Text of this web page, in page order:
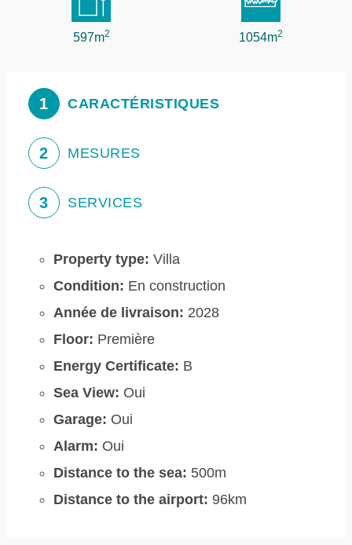
597m2 1054m2
1 CARACTÉRISTIQUES
2 MESURES
3 SERVICES
Property type: Villa
Condition: En construction
Année de livraison: 2028
Floor: Première
Energy Certificate: B
Sea View: Oui
Garage: Oui
Alarm: Oui
Distance to the sea: 500m
Distance to the airport: 96km